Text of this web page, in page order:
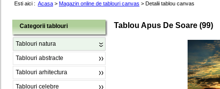
Esti aici : Acasa > Magazin online de tablouri canvas > Detalii tablou canvas
Categorii tablouri
Tablouri natura
Tablouri abstracte
Tablouri arhitectura
Tablouri celebre
Tablou Apus De Soare (99)